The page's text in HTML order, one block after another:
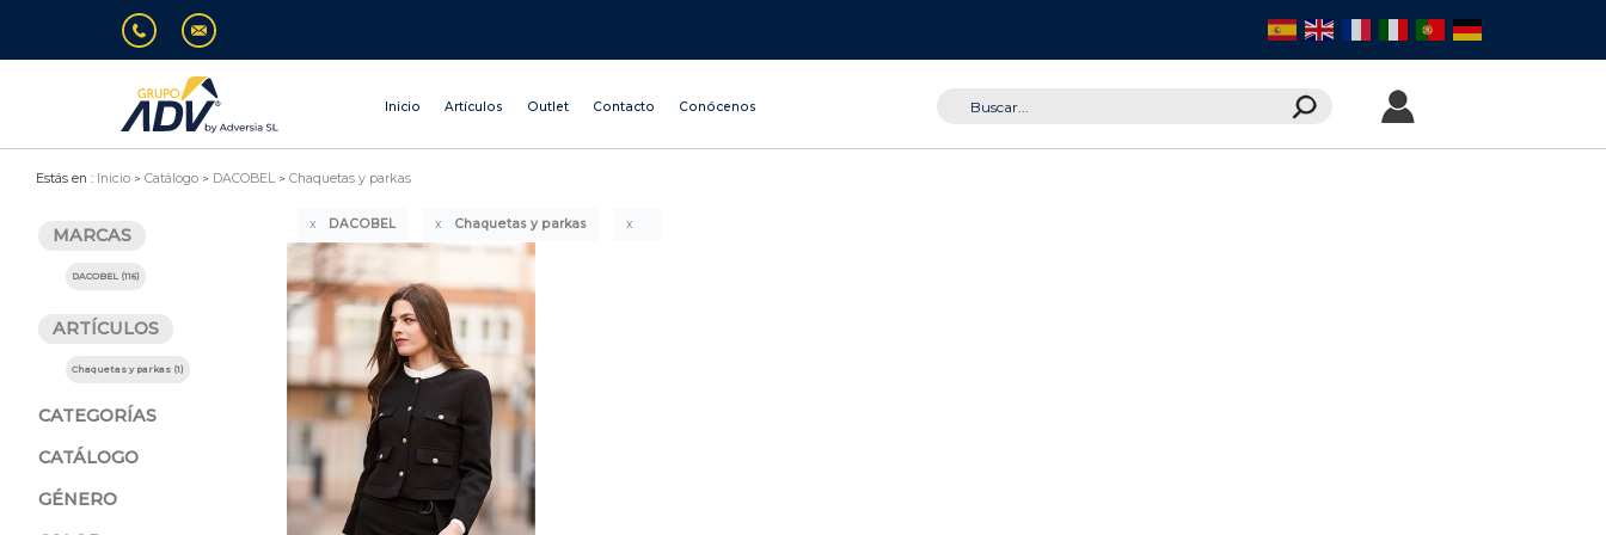
Inicio Artículos Outlet Contacto Conócenos
Estás en : Inicio Catálogo DACOBEL Chaquetas y parkas
MARCAS
DACOBEL (116)
ARTÍCULOS
Chaquetas y parkas (1)
CATEGORÍAS
CATÁLOGO
GÉNERO
DACOBEL Chaquetas y parkas